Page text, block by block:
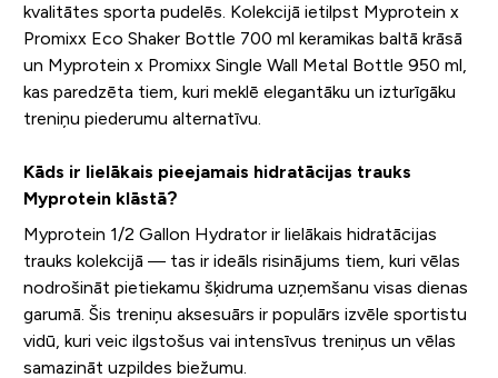
kvalitātes sporta pudelēs. Kolekcijā ietilpst Myprotein x
Promixx Eco Shaker Bottle 700 ml keramikas baltā krāsā
un Myprotein x Promixx Single Wall Metal Bottle 950 ml,
kas paredzēta tiem, kuri meklē elegantāku un izturīgāku
treniņu piederumu alternatīvu.
Kāds ir lielākais pieejamais hidratācijas trauks
Myprotein klāstā?
Myprotein 1/2 Gallon Hydrator ir lielākais hidratācijas
trauks kolekcijā — tas ir ideāls risinājums tiem, kuri vēlas
nodrošināt pietiekamu šķidruma uzņemšanu visas dienas
garumā. Šis treniņu aksesuārs ir populārs izvēle sportistu
vidū, kuri veic ilgstošus vai intensīvus treniņus un vēlas
samazināt uzpildes biežumu.